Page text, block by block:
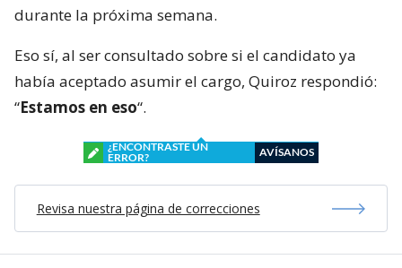
durante la próxima semana.
Eso sí, al ser consultado sobre si el candidato ya
había aceptado asumir el cargo, Quiroz respondió:
“Estamos en eso“.
¿ENCONTRASTE UN
ERROR?
AVÍSANOS
Revisa nuestra página de correcciones